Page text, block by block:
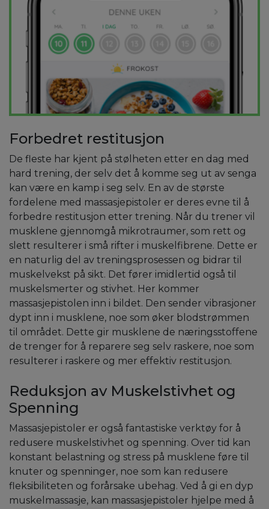
Forbedret restitusjon
De fleste har kjent på stølheten etter en dag med
hard trening, der selv det å komme seg ut av senga
kan være en kamp i seg selv. En av de største
fordelene med massasjepistoler er deres evne til å
forbedre restitusjon etter trening. Når du trener vil
musklene gjennomgå mikrotraumer, som rett og
slett resulterer i små rifter i muskelfibrene. Dette er
en naturlig del av treningsprosessen og bidrar til
muskelvekst på sikt. Det fører imidlertid også til
muskelsmerter og stivhet. Her kommer
massasjepistolen inn i bildet. Den sender vibrasjoner
dypt inn i musklene, noe som øker blodstrømmen
til området. Dette gir musklene de næringsstoffene
de trenger for å reparere seg selv raskere, noe som
resulterer i raskere og mer effektiv restitusjon.
Reduksjon av Muskelstivhet og
Spenning
Massasjepistoler er også fantastiske verktøy for å
redusere muskelstivhet og spenning. Over tid kan
konstant belastning og stress på musklene føre til
knuter og spenninger, noe som kan redusere
fleksibiliteten og forårsake ubehag. Ved å gi en dyp
muskelmassasje, kan massasjepistoler hjelpe med å